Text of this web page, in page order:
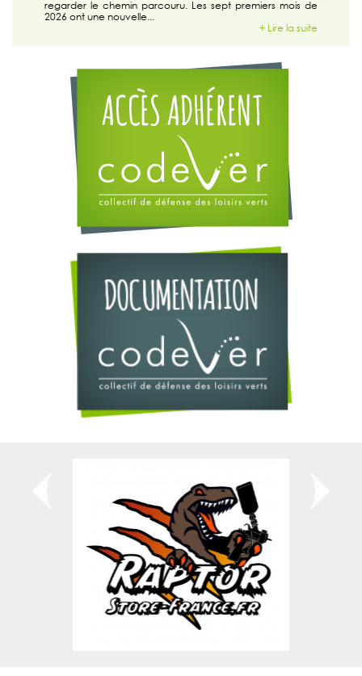
regarder le chemin parcouru. Les sept premiers mois de
2026 ont une nouvelle...
+ Lire la suite